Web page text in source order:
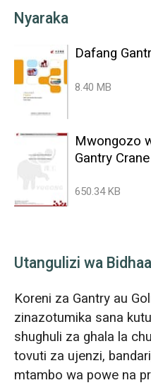
Nyaraka
Dafang
8.40 MB
Mwongozo
Gantry Crane
650.34 KB
Utangulizi wa Bidhaa
Koreni za Gantry au
zinazotumika sana
shughuli za ghala la
tovuti za ujenzi,
mtambo wa powe na